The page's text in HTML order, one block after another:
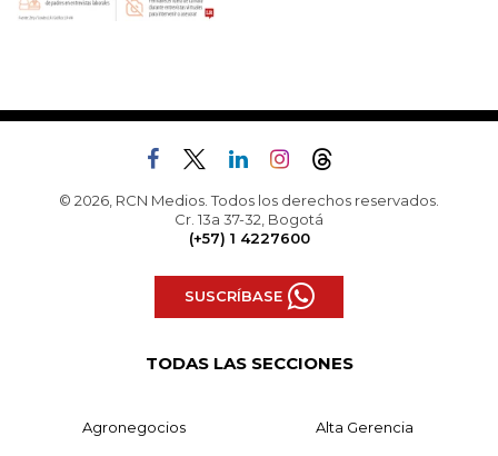
© 2026, RCN Medios. Todos los derechos reservados.
Cr. 13a 37-32, Bogotá
(+57) 1 4227600
SUSCRÍBASE
TODAS LAS SECCIONES
Agronegocios Alta Gerencia